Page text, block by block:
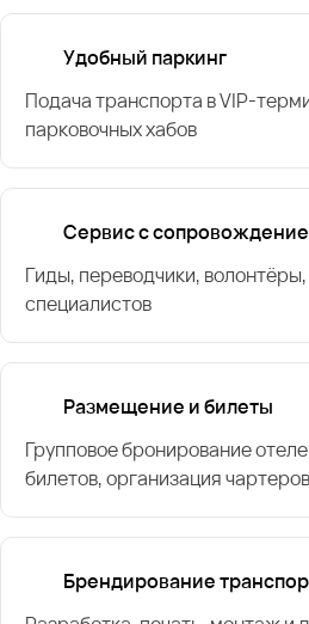
Удобный паркинг
Подача транспорта в VIP-
парковочных хабов
Сервис с
Гиды, переводчики,
специалистов
Размещение и билеты
Групповое бронирование
билетов, организация чартеров
Брендирование